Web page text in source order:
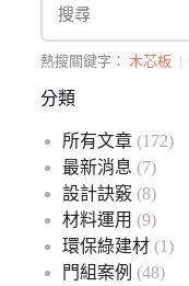
熱搜關鍵字： 木芯板 |
分類
所有文章(172)
最新消息 (7)
設計訣竅(8)
材料運用 (9)
環保綠建材(1)
門組案例 (48)